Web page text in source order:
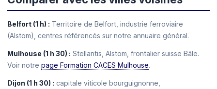
Belfort (1 h) : Territoire de Belfort, industrie ferroviaire
(Alstom), centres référencés sur notre annuaire général.
Mulhouse (1 h 30) : Stellantis, Alstom, frontalier suisse Bâle.
Voir notre page Formation CACES Mulhouse.
Dijon (1 h 30) : capitale viticole bourguignonne,